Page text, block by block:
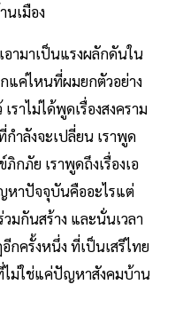
นเมือง
อามาเป็นแรงผลักดันใน
แค่ไหนที่ผมยกตัวอย่าง
าไม่ได้พูดเรื่องสงคราม
ำลังจะเปลี่ยน เราพูด
กภัย เราพูดถึงเรื่องเอ
หาปัจจุบันคืออะไรแต่
มกันสร้าง และนั่นเวลา
กครั้งหนึ่ง ที่เป็นเสรีไทย
ม่ใช่แค่ปัญหาสังคมบ้าน